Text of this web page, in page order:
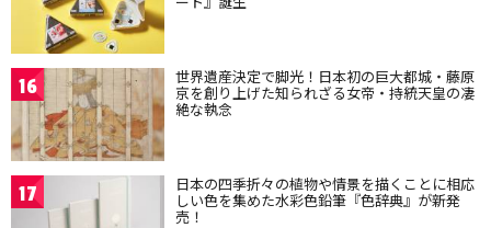
16 世界遺産決定で脚光！日本初の巨大都城・藤原
京を創り上げた知られざる女帝・持統天皇の凄
絶な執念
17 日本の四季折々の植物や情景を描くことに相応
しい色を集めた水彩色鉛筆『色辞典』が新発
売！